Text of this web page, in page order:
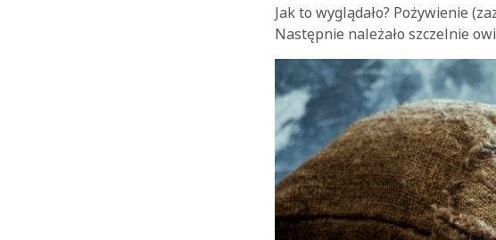
Jak to wyglądało? Pożywienie
Następnie należało szczelnie